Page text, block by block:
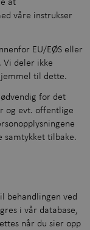
våre instrukser
EU/EØS eller
Vi deler ikke
til dette.
for det
og evt. offentlige
samtykket tilbake.
behandlingen ved
i vår database,
når du sier opp